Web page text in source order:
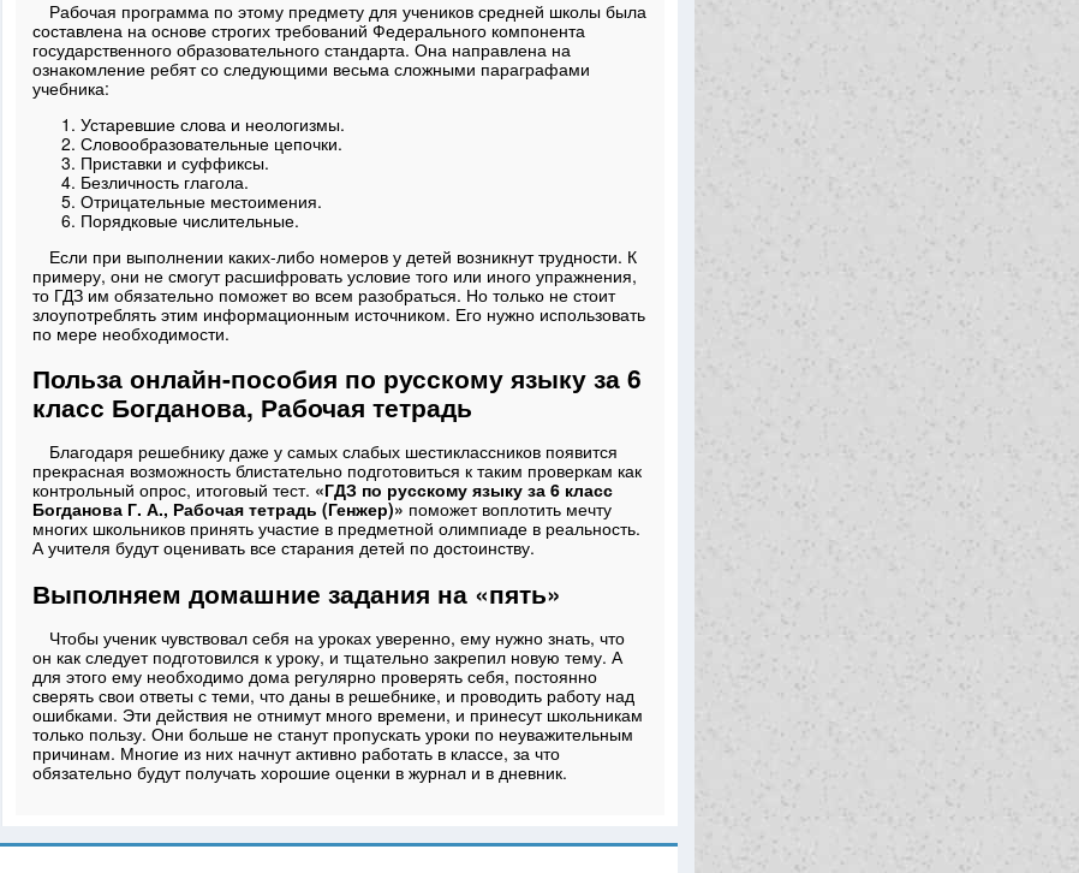
Рабочая программа по этому предмету для учеников средней школы была
составлена на основе строгих требований Федерального компонента
государственного образовательного стандарта. Она направлена на
ознакомление ребят со следующими весьма сложными параграфами
учебника:
Устаревшие слова и неологизмы.
Словообразовательные цепочки.
Приставки и суффиксы.
Безличность глагола.
Отрицательные местоимения.
Порядковые числительные.
Если при выполнении каких-либо номеров у детей возникнут трудности. К
примеру, они не смогут расшифровать условие того или иного упражнения,
то ГДЗ им обязательно поможет во всем разобраться. Но только не стоит
злоупотреблять этим информационным источником. Его нужно использовать
по мере необходимости.
Польза онлайн-пособия по русскому языку за 6
класс Богданова, Рабочая тетрадь
Благодаря решебнику даже у самых слабых шестиклассников появится
прекрасная возможность блистательно подготовиться к таким проверкам как
контрольный опрос, итоговый тест. «ГДЗ по русскому языку за 6 класс
Богданова Г. А., Рабочая тетрадь (Генжер)» поможет воплотить мечту
многих школьников принять участие в предметной олимпиаде в реальность.
А учителя будут оценивать все старания детей по достоинству.
Выполняем домашние задания на «пять»
Чтобы ученик чувствовал себя на уроках уверенно, ему нужно знать, что
он как следует подготовился к уроку, и тщательно закрепил новую тему. А
для этого ему необходимо дома регулярно проверять себя, постоянно
сверять свои ответы с теми, что даны в решебнике, и проводить работу над
ошибками. Эти действия не отнимут много времени, и принесут школьникам
только пользу. Они больше не станут пропускать уроки по неуважительным
причинам. Многие из них начнут активно работать в классе, за что
обязательно будут получать хорошие оценки в журнал и в дневник.